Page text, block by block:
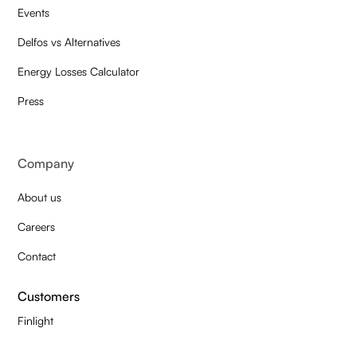
Events
Delfos vs Alternatives
Energy Losses Calculator
Press
Company
About us
Careers
Contact
Customers
Finlight